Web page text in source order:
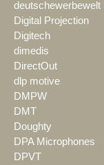
deutschewerbewelt
Digital Projection
Digitech
dimedis
DirectOut
dlp motive
DMPW
DMT
Doughty
DPA Microphones
DPVT